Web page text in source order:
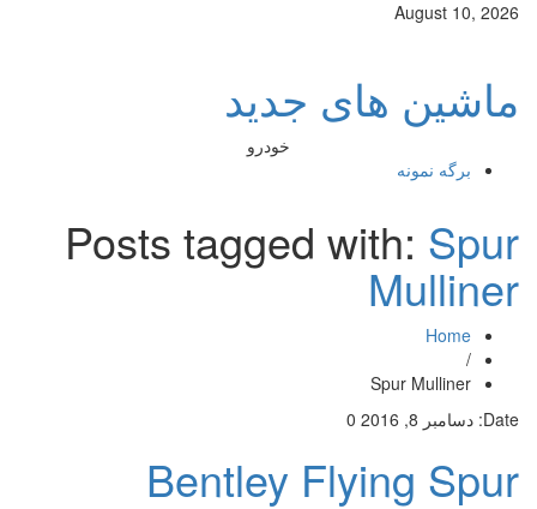
August 10, 2026
ماشین های جدید
خودرو
برگه نمونه
Posts tagged with:Spur
Mulliner
Home
/
Spur Mulliner
Date: دسامبر 8, 2016 0
Bentley Flying Spur